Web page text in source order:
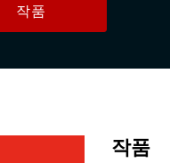
작품
작품